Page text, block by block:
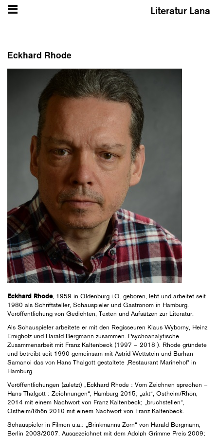
Eckhard Rhode
Eckhard Rhode, 1959 in Oldenburg i.O. geboren, lebt und arbeitet seit
1980 als Schriftsteller, Schauspieler und Gastronom in Hamburg.
Veröffentlichung von Gedichten, Texten und Aufsätzen zur Literatur.
Als Schauspieler arbeitete er mit den Regisseuren Klaus Wyborny, Heinz
Emigholz und Harald Bergmann zusammen. Psychoanalytische
Zusammenarbeit mit Franz Kaltenbeck (1997 – 2018 ). Rhode gründete
und betreibt seit 1990 gemeinsam mit Astrid Wettstein und Burhan
Samanci das von Hans Thalgott gestaltete ‚Restaurant Marinehof‘ in
Hamburg.
Veröffentlichungen (zuletzt) „Eckhard Rhode : Vom Zeichnen sprechen –
Hans Thalgott : Zeichnungen“, Hamburg 2015; „akt“, Ostheim/Rhön,
2014 mit einem Nachwort von Franz Kaltenbeck; „bruchstellen“,
Ostheim/Rhön 2010 mit einem Nachwort von Franz Kaltenbeck.
Schauspieler in Filmen u.a.: „Brinkmanns Zorn“ von Harald Bergmann,
Berlin 2003/2007. Ausgezeichnet mit dem Adolph Grimme Preis 2009;
Literatur Lana